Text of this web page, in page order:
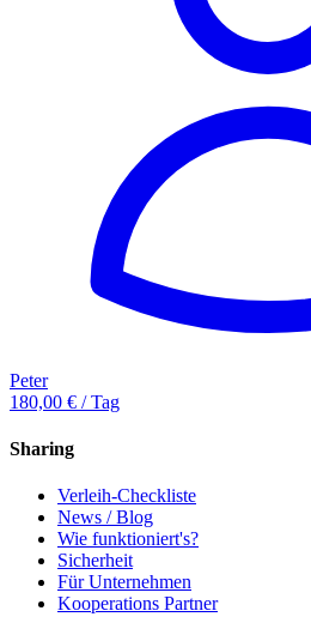
Peter
180,00 € / Tag
Sharing
Verleih-Checkliste
News / Blog
Wie funktioniert's?
Sicherheit
Für Unternehmen
Kooperations Partner